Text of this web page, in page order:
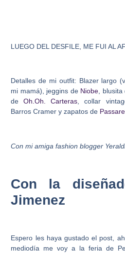
LUEGO DEL DESFILE, ME FUI AL
Detalles de mi outfit: Blazer largo
mi mamá), jeggins de Niobe, blusita
de Oh.Oh. Carteras, collar
Barros Cramer y zapatos de
Con mi amiga fashion blogger
Con la
Jimenez
Espero les haya gustado el post,
mediodía me voy a la feria de